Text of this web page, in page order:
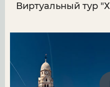
Виртуальный тур